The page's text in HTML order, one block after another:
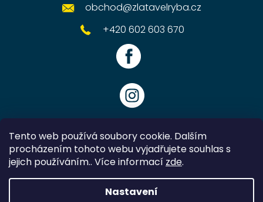
Tento web používá soubory cookie. Dalším
procházením tohoto webu vyjadřujete souhlas s
jejich používáním.. Více informací zde.
Nastavení
obchod@zlatavelryba.cz
+420 602 603 670
Vytvořil Shoptet